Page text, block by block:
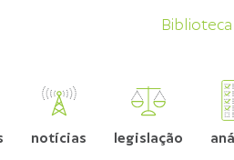
Biblioteca
notícias legislação